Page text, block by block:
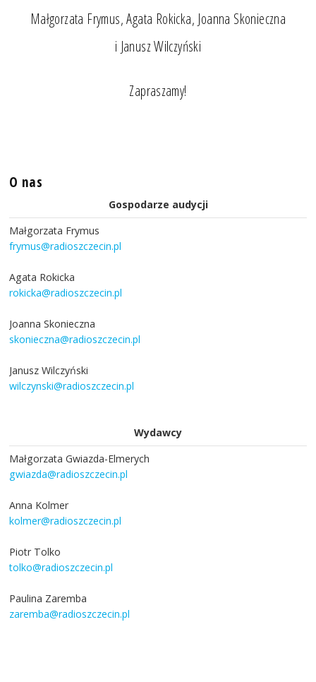
Małgorzata Frymus, Agata Rokicka, Joanna Skonieczna
i Janusz Wilczyński
Zapraszamy!
O nas
Gospodarze audycji
Małgorzata Frymus
frymus@radioszczecin.pl
Agata Rokicka
rokicka@radioszczecin.pl
Joanna Skonieczna
skonieczna@radioszczecin.pl
Janusz Wilczyński
wilczynski@radioszczecin.pl
Wydawcy
Małgorzata Gwiazda-Elmerych
gwiazda@radioszczecin.pl
Anna Kolmer
kolmer@radioszczecin.pl
Piotr Tolko
tolko@radioszczecin.pl
Paulina Zaremba
zaremba@radioszczecin.pl